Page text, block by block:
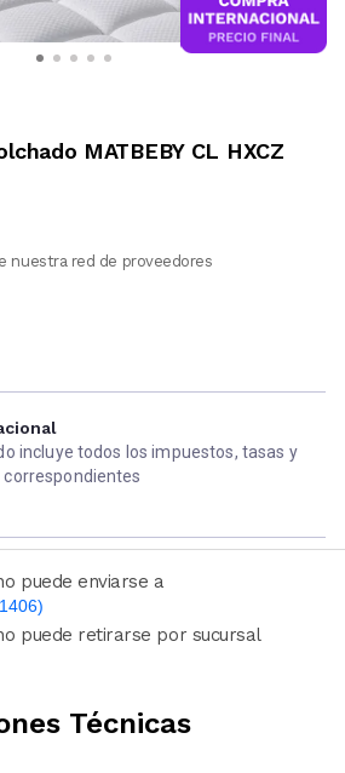
MATBEBY CL HXCZ
nuestra red de proveedores
incluye todos los impuestos, tasas y
puede enviarse a
(sólo números)
puede retirarse por sucursal
Técnicas